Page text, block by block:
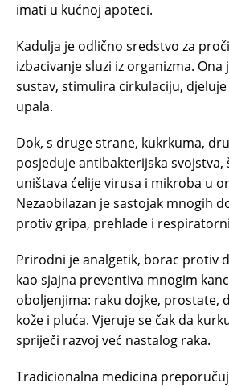
imati u kućnoj apoteci.
Kadulja je odlično sredstvo za
izbacivanje sluzi iz organizma. Ona
sustav, stimulira cirkulaciju,
upala.
Dok, s druge strane, kukrkuma,
posjeduje antibakterijska svojstva,
uništava ćelije virusa i mikroba u
Nezaobilazan je sastojak mnogih
protiv gripa, prehlade i
Prirodni je analgetik, borac protiv
kao sjajna preventiva mnogim
oboljenjima: raku dojke, prostate,
kože i pluća. Vjeruje se čak da
spriječi razvoj već nastalog raka.
Tradicionalna medicina